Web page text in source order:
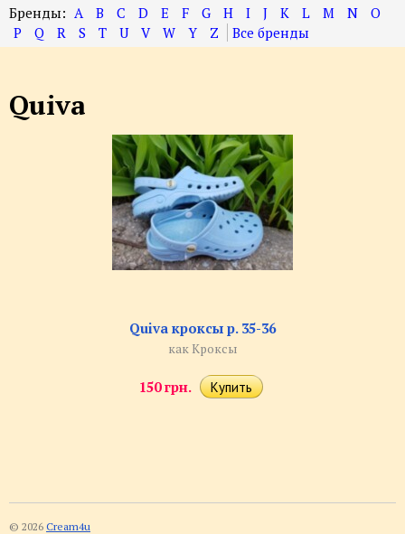
A B C D E F G H I J K L M N
O
P
Q R S T U V W Y Z
Quiva
Quiva кроксы р. 35-36
как Кроксы
150 грн.
© 2026 Cream4u